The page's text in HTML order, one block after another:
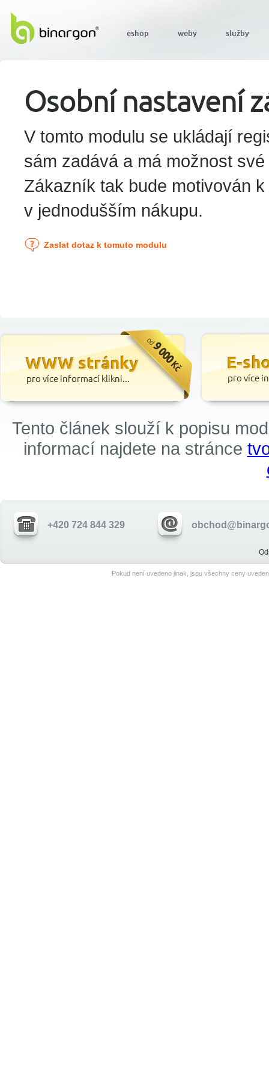
Osobní nastavení
V tomto modulu se ukládají
sám zadává a má možnost
Zákazník tak bude motivován
v jednodušším nákupu.
Zaslat dotaz k tomuto modulu
Tento článek slouží k popisu
informací najdete na stránce
+420 724 844 329
Pokud není uvedeno jinak, jsou všechny ceny
eshop weby služby